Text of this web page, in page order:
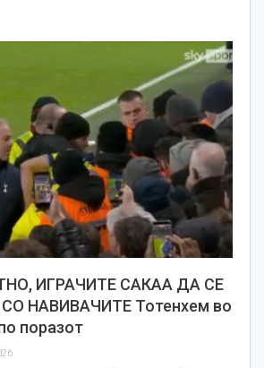
ИГРАЧИТЕ САКАА ДА СЕ
НАВИВАЧИТЕ Тотенхем во
поразот